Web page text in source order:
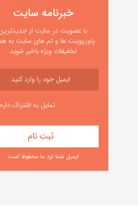
خبرنامه سایت
با عضویت در سایت از
پاورپوینت ها و تم های سایت به
تخفیفات ویژه باخبر شوید
تمایل به اشتراک
ایمیل شما نزد ما محفوظ است